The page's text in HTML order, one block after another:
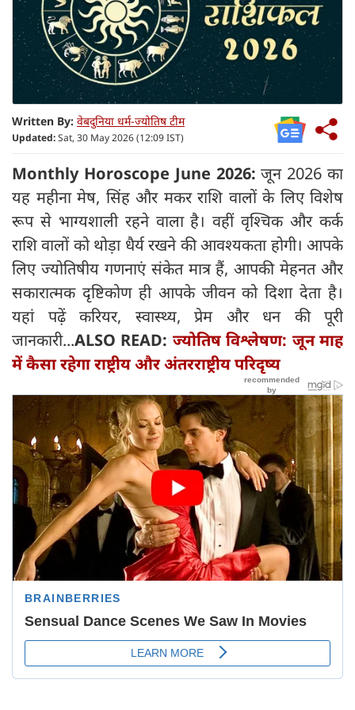
Written By: वेबदुनिया धर्म-ज्योतिष टीम
Updated:Sat, 30 May 2026 (12:09 IST)
Monthly Horoscope June 2026:जून 2026 का
यह महीना मेष, सिंह और मकर राशि वालों के लिए विशेष
रूप से भाग्यशाली रहने वाला है। वहीं वृश्चिक और कर्क
राशि वालों को थोड़ा धैर्य रखने की आवश्यकता होगी। आपके
लिए ज्योतिषीय गणनाएं संकेत मात्र हैं, आपकी मेहनत और
सकारात्मक दृष्टिकोण ही आपके जीवन को दिशा देता है।
यहां पढ़ें करियर, स्वास्थ्य, प्रेम और धन की पूरी
जानकारी...ALSO READ: ज्योतिष विश्लेषण: जून माह
में कैसा रहेगा राष्ट्रीय और अंतरराष्ट्रीय परिदृष्य